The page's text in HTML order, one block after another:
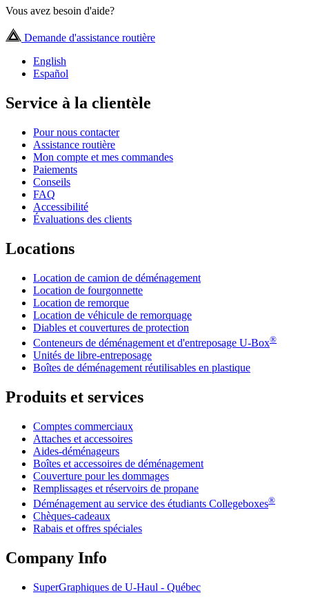
Vous avez besoin d'aide?
Demande d'assistance routière
English
Español
Service à la clientèle
Pour nous contacter
Assistance routière
Mon compte et mes commandes
Paiements
Conseils
FAQ
Accessibilité
Évaluations des clients
Locations
Location de camion de déménagement
Location de fourgonnette
Location de remorque
Location de véhicule de remorquage
Diables et couvertures de protection
Conteneurs de déménagement et d'entreposage U-Box®
Unités de libre-entreposage
Boîtes de déménagement réutilisables en plastique
Produits et services
Comptes commerciaux
Attaches et accessoires
Aides-déménageurs
Boîtes et accessoires de déménagement
Couverture pour les dommages
Remplissages et réservoirs de propane
Déménagement au service des étudiants Collegeboxes®
Chèques-cadeaux
Rabais et offres spéciales
Company Info
SuperGraphiques de U-Haul - Québec